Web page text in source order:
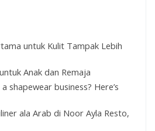
untuk Kulit Tampak Lebih
Anak dan Remaja
shapewear business? Here’s
ala Arab di Noor Ayla Resto,